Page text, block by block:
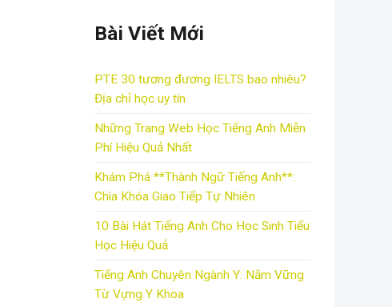
Bài Viết Mới
PTE 30 tương đương IELTS bao nhiêu?
Địa chỉ học uy tín
Những Trang Web Học Tiếng Anh Miễn
Phí Hiệu Quả Nhất
Khám Phá **Thành Ngữ Tiếng Anh**:
Chìa Khóa Giao Tiếp Tự Nhiên
10 Bài Hát Tiếng Anh Cho Học Sinh Tiểu
Học Hiệu Quả
Tiếng Anh Chuyên Ngành Y: Nắm Vững
Từ Vựng Y Khoa